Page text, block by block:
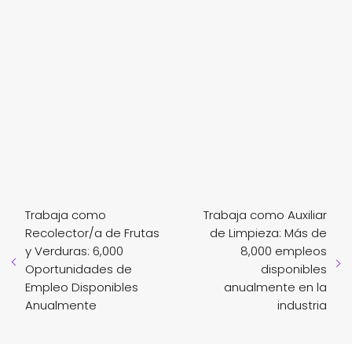
Trabaja como
Recolector/a de Frutas
y Verduras: 6,000
Oportunidades de
Empleo Disponibles
Anualmente
Trabaja como Auxiliar
de Limpieza: Más de
8,000 empleos
disponibles
anualmente en la
industria